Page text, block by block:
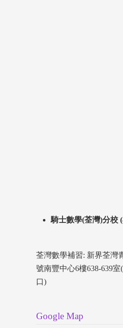
騎士數學(荃灣)分校
荃灣數學補習: 新界荃灣
號南豐中心6樓638-639
口)
Google Map